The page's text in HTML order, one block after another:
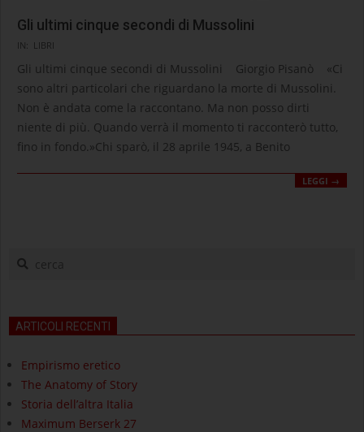
Gli ultimi cinque secondi di Mussolini
2026-
06-
23
IN: LIBRI
Gli ultimi cinque secondi di Mussolini Giorgio Pisanò «Ci
sono altri particolari che riguardano la morte di Mussolini.
Non è andata come la raccontano. Ma non posso dirti
niente di più. Quando verrà il momento ti racconterò tutto,
fino in fondo.»Chi sparò, il 28 aprile 1945, a Benito
LEGGI →
cerca
ARTICOLI RECENTI
Empirismo eretico
The Anatomy of Story
Storia dell’altra Italia
Maximum Berserk 27